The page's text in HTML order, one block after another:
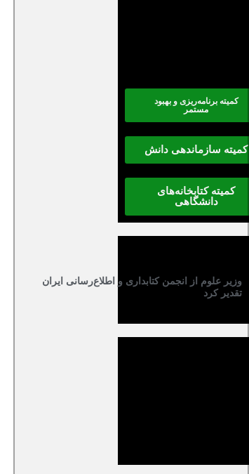
کمیته برنامه‌ریزی و بهبود
مستمر
کمیته سازماندهی دانش
کمیته کتابخانه‌های
دانشگاهی
وزیر علوم از انجمن کتابداری و اطلاع‌رسانی ایران
تقدیر کرد